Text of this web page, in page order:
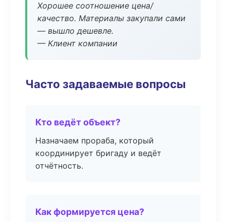
Хорошее соотношение цена/
качество. Материалы закупали сами
— вышло дешевле.
— Клиент компании
Часто задаваемые вопросы
Кто ведёт объект?
Назначаем прораба, который
координирует бригаду и ведёт
отчётность.
Как формируется цена?